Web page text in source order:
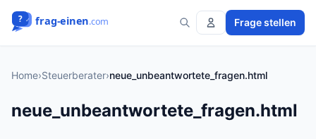
Frage stellen
Home›Steuerberater›neue_unbeantwortete_fragen.html
neue_unbeantwortete_fragen.html